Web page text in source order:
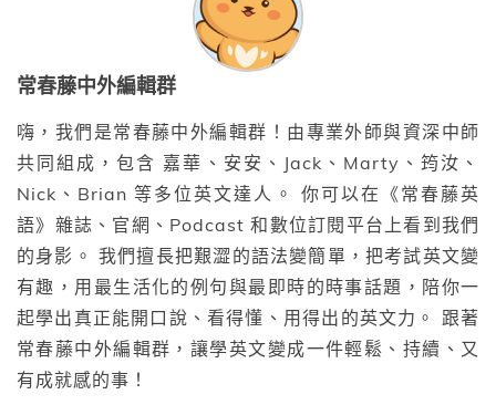
常春藤中外編輯群
嗨，我們是常春藤中外編輯群！由專業外師與資深中師
共同組成，包含 嘉華、安安、Jack、Marty、筠汝、
Nick、Brian 等多位英文達人。 你可以在《常春藤英
語》雜誌、官網、Podcast 和數位訂閱平台上看到我們
的身影。 我們擅長把艱澀的語法變簡單，把考試英文變
有趣，用最生活化的例句與最即時的時事話題，陪你一
起學出真正能開口說、看得懂、用得出的英文力。 跟著
常春藤中外編輯群，讓學英文變成一件輕鬆、持續、又
有成就感的事！